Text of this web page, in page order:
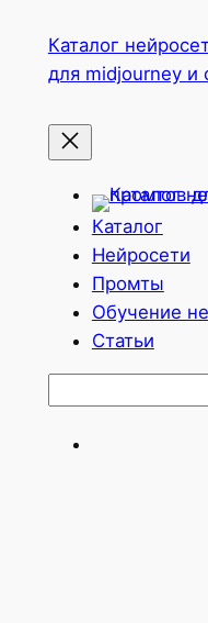
содержимому
Каталог
для midjourney и
Каталог
Нейросети
Промты
Обучение
Статьи